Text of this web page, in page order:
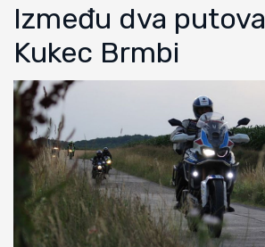
Između dva
Kukec Brmbi